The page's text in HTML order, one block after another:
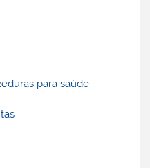
para saúde